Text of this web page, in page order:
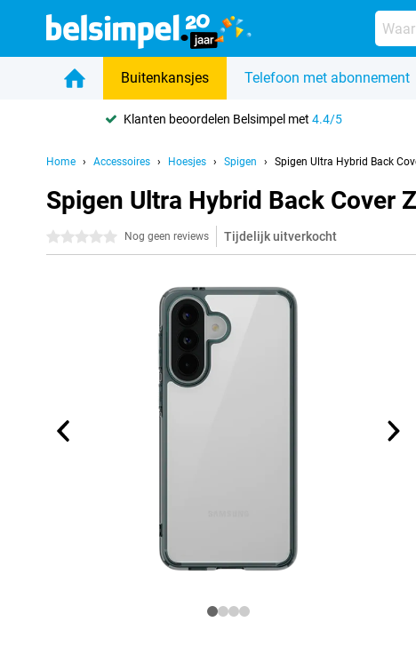
Buitenkansjes Telefoon met abonnement
Klanten beoordelen Belsimpel met4.4/5
Home Accessoires Hoesjes Spigen Spigen Ultra Hybrid Back
Spigen Ultra Hybrid Back Cover
0 sterren Nog geen reviews Tijdelijk uitverkocht